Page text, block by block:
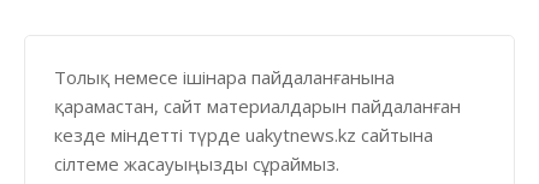
Толық немесе ішінара пайдаланғанына
қарамастан, сайт материалдарын пайдаланған
кезде міндетті түрде uakytnews.kz сайтына
сілтеме жасауыңызды сұраймыз.